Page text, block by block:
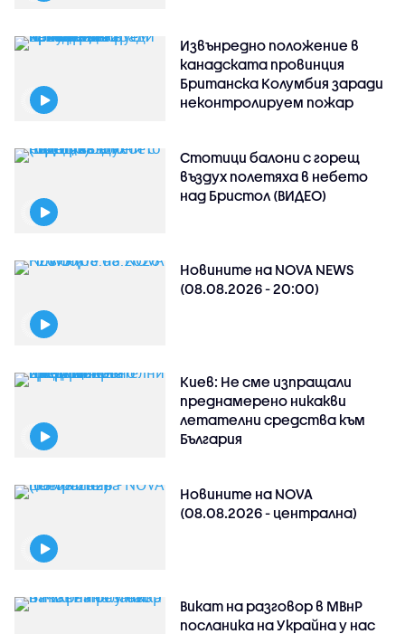
Извънредно положение в
канадската провинция
Британска Колумбия заради
неконтролируем пожар
Стотици балони с горещ
въздух полетяха в небето
над Бристол (ВИДЕО)
Новините на NOVA NEWS
(08.08.2026 - 20:00)
Киев: Не сме изпращали
преднамерено никакви
летателни средства към
България
Новините на NOVA
(08.08.2026 - централна)
Викат на разговор в МВнР
посланика на Украйна у нас